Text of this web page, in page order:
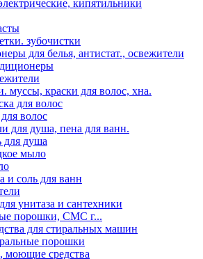
кипятильники
зубочистки
для белья, антистат., освежители
муссы, краски для волос, хна.
для волос
волос
для душа, пена для ванн.
для душа
мыло
и соль для ванн
унитаза и сантехники
порошки, СМС г...
для стиральных машин
порошки
моющие средства